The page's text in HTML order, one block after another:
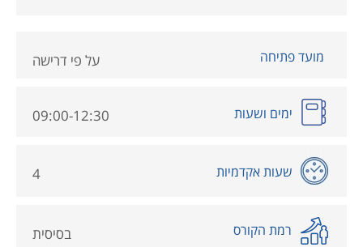
על פי דרישה מועד פתיחה
09:00-12:30 ימים ושעות
4 שעות אקדמיות
בסיסית רמת הקורס